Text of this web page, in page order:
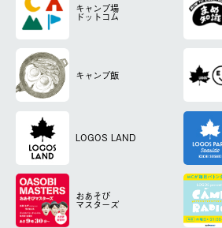
キャンプ場
ドットコム
キャンプ飯
LOGOS LAND
おあそび
マスターズ